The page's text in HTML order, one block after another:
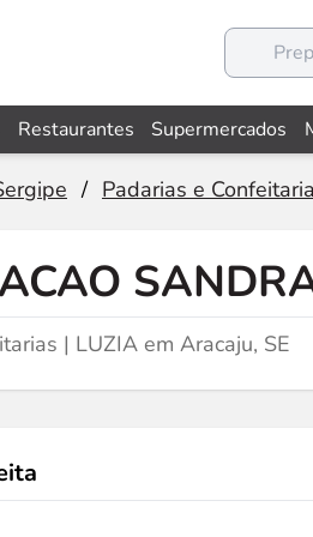
Restaurantes Supermercados
/ Padarias e
| LUZIA em Aracaju, SE